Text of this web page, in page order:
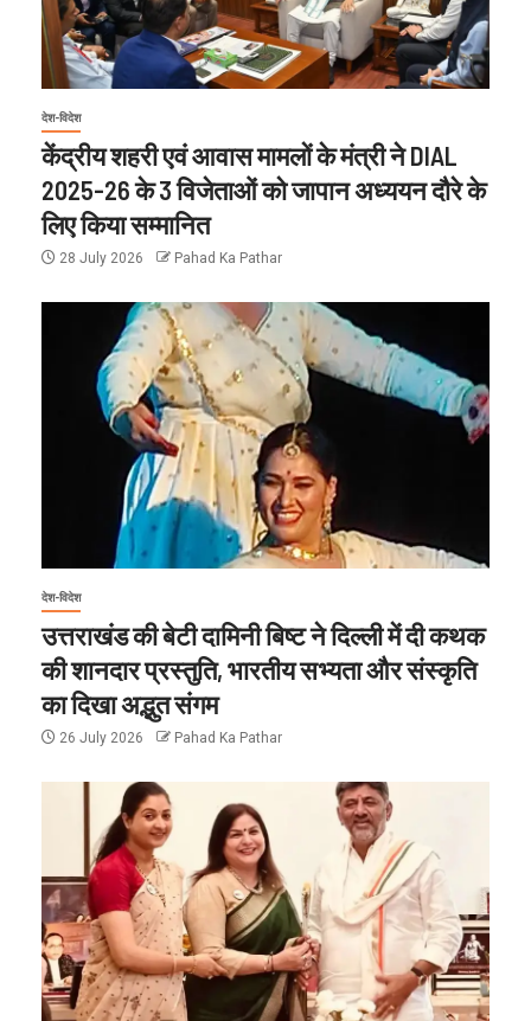
देश-विदेश
केंद्रीय शहरी एवं आवास मामलों के मंत्री ने DIAL
2025-26 के 3 विजेताओं को जापान अध्ययन दौरे के
लिए किया सम्मानित
28 July 2026 Pahad Ka Pathar
देश-विदेश
उत्तराखंड की बेटी दामिनी बिष्ट ने दिल्ली में दी कथक
की शानदार प्रस्तुति, भारतीय सभ्यता और संस्कृति
का दिखा अद्भुत संगम
26 July 2026 Pahad Ka Pathar